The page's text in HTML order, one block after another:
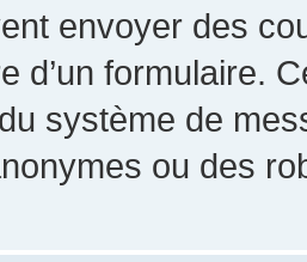
envoyer des
d’un formulaire.
système de
ou des